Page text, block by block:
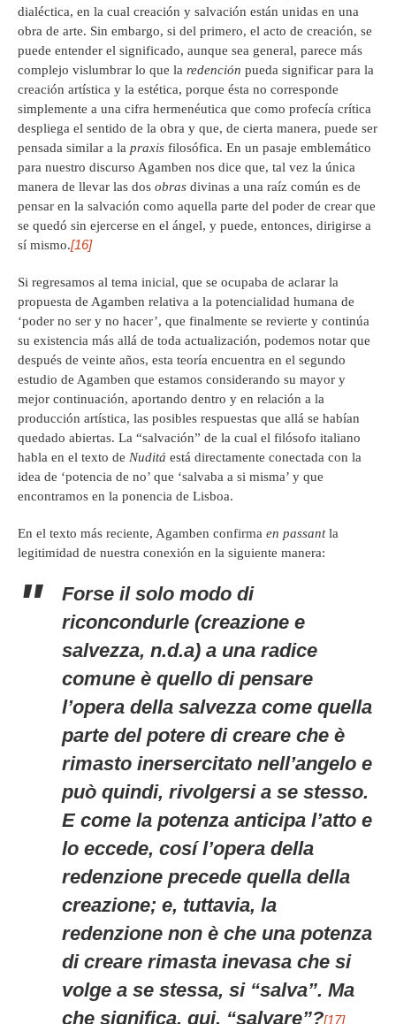
dialéctica, en la cual creación y salvación están unidas en una
obra de arte. Sin embargo, si del primero, el acto de creación, se
puede entender el significado, aunque sea general, parece más
complejo vislumbrar lo que la redención pueda significar para la
creación artística y la estética, porque ésta no corresponde
simplemente a una cifra hermenéutica que como profecía crítica
despliega el sentido de la obra y que, de cierta manera, puede ser
pensada similar a la praxis filosófica. En un pasaje emblemático
para nuestro discurso Agamben nos dice que, tal vez la única
manera de llevar las dos obras divinas a una raíz común es de
pensar en la salvación como aquella parte del poder de crear que
se quedó sin ejercerse en el ángel, y puede, entonces, dirigirse a
sí mismo.[16]
Si regresamos al tema inicial, que se ocupaba de aclarar la
propuesta de Agamben relativa a la potencialidad humana de
‘poder no ser y no hacer’, que finalmente se revierte y continúa
su existencia más allá de toda actualización, podemos notar que
después de veinte años, esta teoría encuentra en el segundo
estudio de Agamben que estamos considerando su mayor y
mejor continuación, aportando dentro y en relación a la
producción artística, las posibles respuestas que allá se habían
quedado abiertas. La “salvación” de la cual el filósofo italiano
habla en el texto de Nuditá está directamente conectada con la
idea de ‘potencia de no’ que ‘salvaba a si misma’ y que
encontramos en la ponencia de Lisboa.
En el texto más reciente, Agamben confirma en passantla
legitimidad de nuestra conexión en la siguiente manera:
Forse il solo modo di
riconcondurle (creazione e
salvezza, n.d.a) a una radice
comune è quello di pensare
l’opera della salvezza come quella
parte del potere di creare che è
rimasto inersercitato nell’angelo e
può quindi, rivolgersi a se stesso.
E come la potenza anticipa l’atto e
lo eccede, cosí l’opera della
redenzione precede quella della
creazione; e, tuttavia, la
redenzione non è che una potenza
di creare rimasta inevasa che si
volge a se stessa, si “salva”. Ma
che significa, qui, “salvare”?[17]